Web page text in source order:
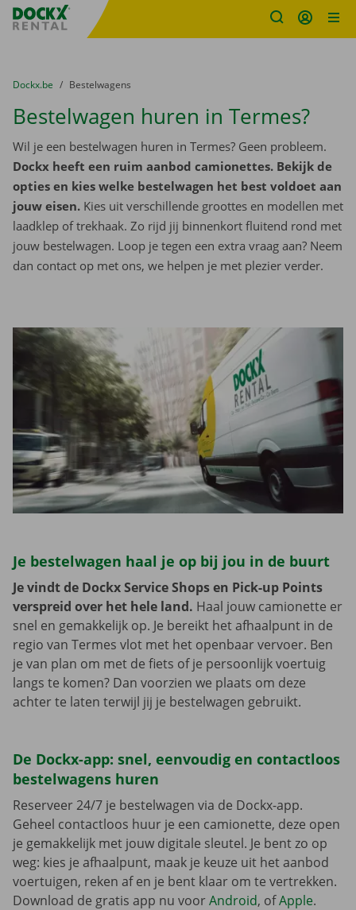
Fratello DEMO
U bevindt zich hier:
van
Dockx.be naar
Bestelwagens
Bestelwagen huren in Termes?
Wil je een bestelwagen huren in Termes? Geen probleem.
Dockx heeft een ruim aanbod camionettes. Bekijk de
opties en kies welke bestelwagen het best voldoet aan
jouw eisen. Kies uit verschillende groottes en modellen met
laadklep of trekhaak. Zo rijd jij binnenkort fluitend rond met
jouw bestelwagen. Loop je tegen een extra vraag aan? Neem
dan contact op met ons, we helpen je met plezier verder.
Je bestelwagen haal je op bij jou in de buurt
Je vindt de Dockx Service Shops en Pick-up Points
verspreid over het hele land. Haal jouw camionette er
snel en gemakkelijk op. Je bereikt het afhaalpunt in de
regio van Termes vlot met het openbaar vervoer. Ben
je van plan om met de fiets of je persoonlijk voertuig
langs te komen? Dan voorzien we plaats om deze
achter te laten terwijl jij je bestelwagen gebruikt.
De Dockx-app: snel, eenvoudig en contactloos
bestelwagens huren
Reserveer 24/7 je bestelwagen via de Dockx-app.
Geheel contactloos huur je een camionette, deze open
je gemakkelijk met jouw digitale sleutel. Je bent zo op
weg: kies je afhaalpunt, maak je keuze uit het aanbod
voertuigen, reken af en je bent klaar om te vertrekken.
Download de gratis app nu voorAndroid, ofApple.